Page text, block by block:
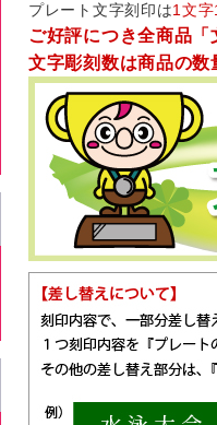
プレート文字刻印は1文
ご好評につき全商品
文字彫刻数は商品の